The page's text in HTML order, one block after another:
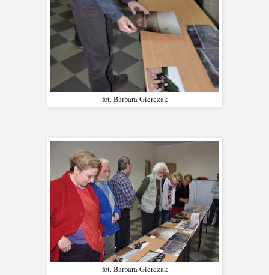
fot. Barbara Gierczak
fot. Barbara Gierczak